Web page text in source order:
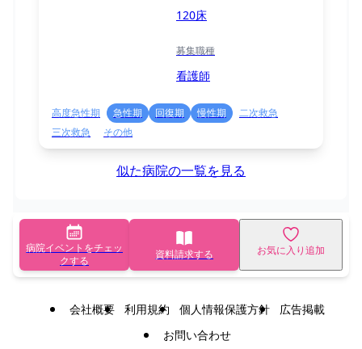
120床
募集職種
看護師
高度急性期 急性期 回復期 慢性期
二次救急
三次救急
その他
似た病院の一覧を見る
病院イベントをチェッ
クする
資料請求する お気に入り追加
会社概要 利用規約 個人情報保護方針
広告掲載
お問い合わせ